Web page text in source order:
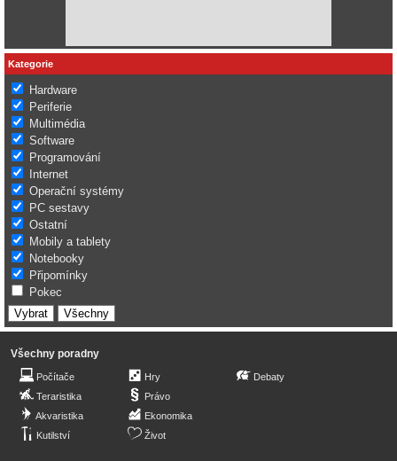
Kategorie
Hardware
Periferie
Multimédia
Software
Programování
Internet
Operační systémy
PC sestavy
Ostatní
Mobily a tablety
Notebooky
Připomínky
Pokec
Všechny poradny
Počítače
Teraristika
Akvaristika
Kutilství
Hry
Právo
Ekonomika
Život
Debaty